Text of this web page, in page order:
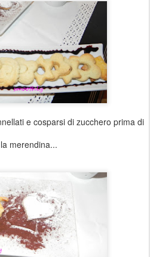
e cosparsi di zucchero prima di
merendina...